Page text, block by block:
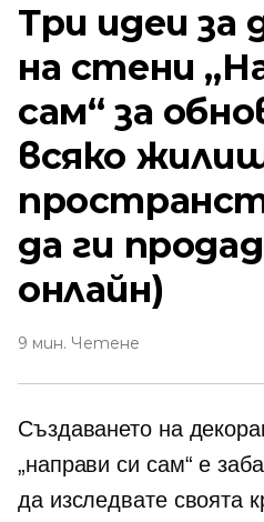
Три идеи за
на стени
сам“ за
всяко
да ги
онлайн)
9 мин. Четене
Създаването на
„направи си сам“ е
да изследвате своята